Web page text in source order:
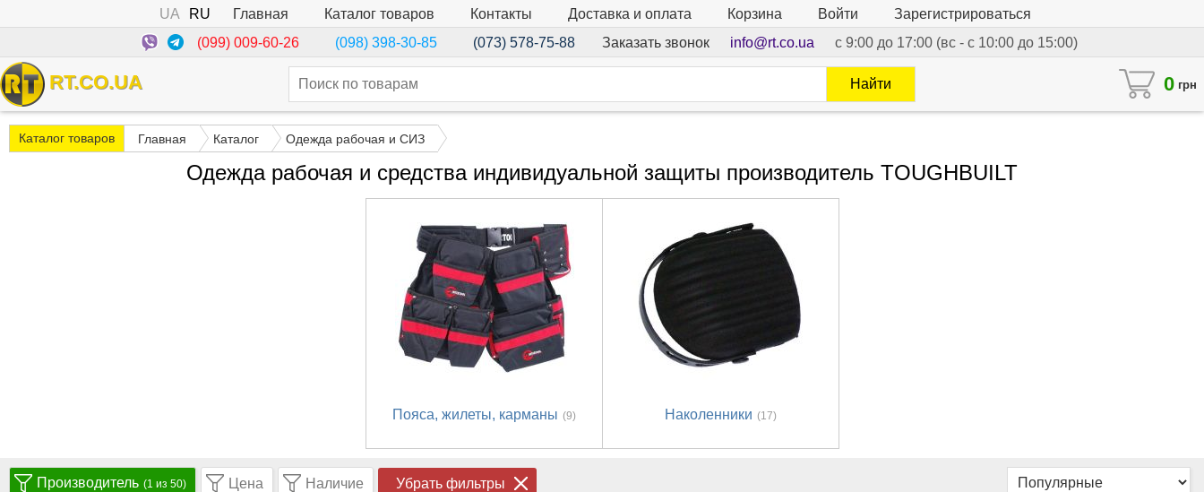
UA RU Главная Каталог товаров Контакты Доставка и оплата Корзина Войти
Зарегистрироваться
(099) 009-60-26
(098) 398-30-85 (073) 578-75-88 Заказать звонок info@rt.co.ua с 9:00 до 17:00 (вс - с 10:00 до 15:00)
RT.CO.UA 0 грн
Найти
Каталог товаров Главная Каталог Одежда рабочая и СИЗ
Одежда рабочая и средства индивидуальной защиты производитель TOUGHBUILT
Пояса, жилеты, карманы (9) Наколенники (17)
Производитель (1 из 50) Цена Наличие Убрать фильтры